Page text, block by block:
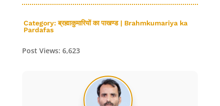
Category:ब्रह्माकुमारियों का पाखण्ड | Brahmkumariya ka
Pardafas
Post Views: 6,623